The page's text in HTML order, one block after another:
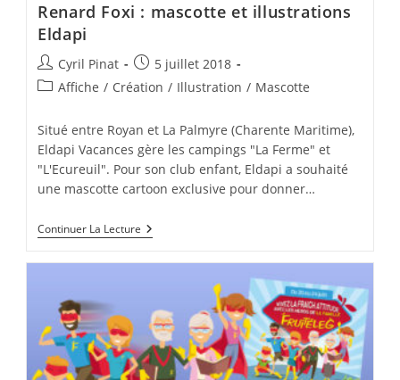
Renard Foxi : mascotte et illustrations
Eldapi
Auteur/autrice
de
Cyril Pinat
Publication
publiée :
5 juillet 2018
PostAffiche / Création / Illustration / Mascotte
Situé entre Royan et La Palmyre (Charente Maritime),
Eldapi Vacances gère les campings "La Ferme" et
"L'Ecureuil". Pour son club enfant, Eldapi a souhaité
une mascotte cartoon exclusive pour donner…
Continuer La Lecture Renard
Foxi
Illustrations
Eldapi